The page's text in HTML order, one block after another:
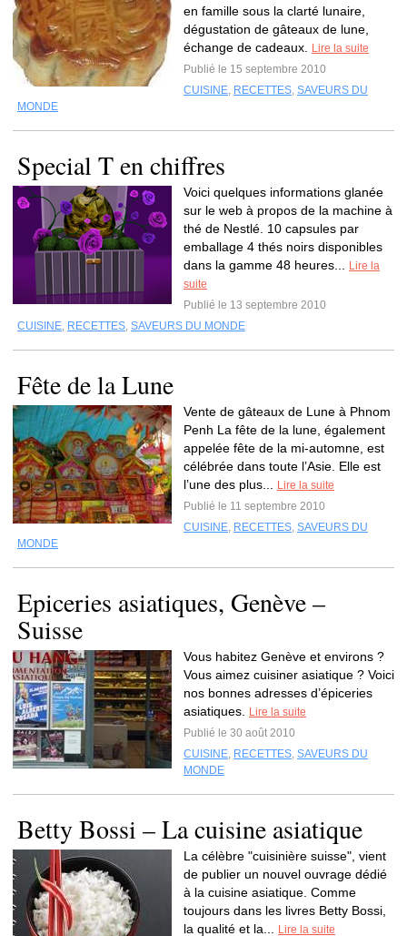
en famille sous la clarté lunaire,
dégustation de gâteaux de lune,
échange de cadeaux.
Lire la suite
Publié le 15 septembre 2010
CUISINE, RECETTES, SAVEURS DU
MONDE
Special T en chiffres
Voici quelques informations glanée
sur le web à propos de la machine à
thé de Nestlé. 10 capsules par
emballage 4 thés noirs disponibles
dans la gamme 48 heures...
Lire la
suite
Publié le 13 septembre 2010
CUISINE, RECETTES, SAVEURS DU MONDE
Fête de la Lune
Vente de gâteaux de Lune à Phnom
Penh La fête de la lune, également
appelée fête de la mi-automne, est
célébrée dans toute l’Asie. Elle est
l’une des plus...
Lire la suite
Publié le 11 septembre 2010
CUISINE, RECETTES, SAVEURS DU
MONDE
Epiceries asiatiques, Genève –
Suisse
Vous habitez Genève et environs ?
Vous aimez cuisiner asiatique ? Voici
nos bonnes adresses d’épiceries
asiatiques.
Lire la suite
Publié le 30 août 2010
CUISINE, RECETTES, SAVEURS DU
MONDE
Betty Bossi – La cuisine asiatique
La célèbre "cuisinière suisse", vient
de publier un nouvel ouvrage dédié
à la cuisine asiatique. Comme
toujours dans les livres Betty Bossi,
la qualité et la...
Lire la suite